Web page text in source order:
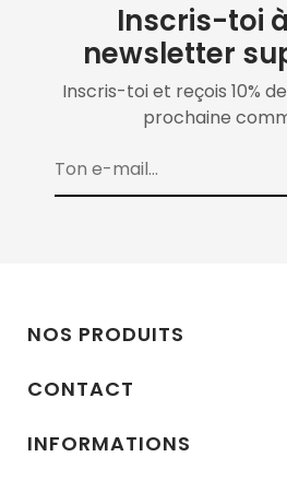
Inscris-toi
newsletter
Inscris-toi et reçois 10%
prochaine
NOS PRODUITS
CONTACT
INFORMATIONS